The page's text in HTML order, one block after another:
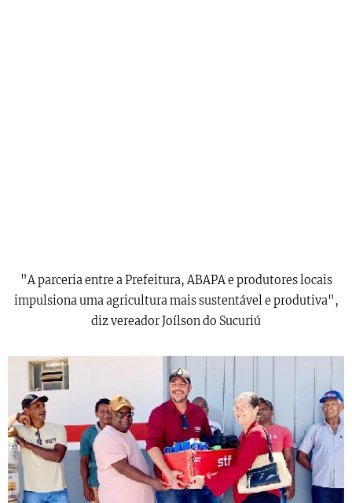
"A parceria entre a Prefeitura, ABAPA e produtores locais
impulsiona uma agricultura mais sustentável e produtiva",
diz vereador Joílson do Sucuriú